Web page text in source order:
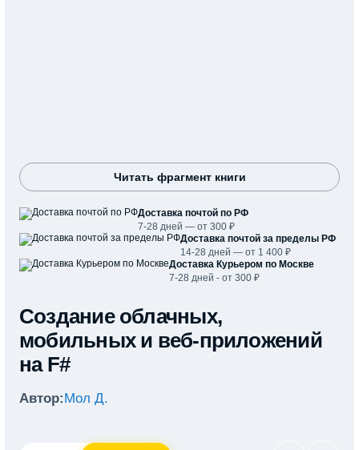
Читать фрагмент книги
Доставка почтой по РФ
7-28 дней — от 300 ₽
Доставка почтой за пределы РФ
14-28 дней — от 1 400 ₽
Доставка Курьером по Москве
7-28 дней - от 300 ₽
Создание облачных,
мобильных и веб-приложений
на F#
Автор:Мол Д.